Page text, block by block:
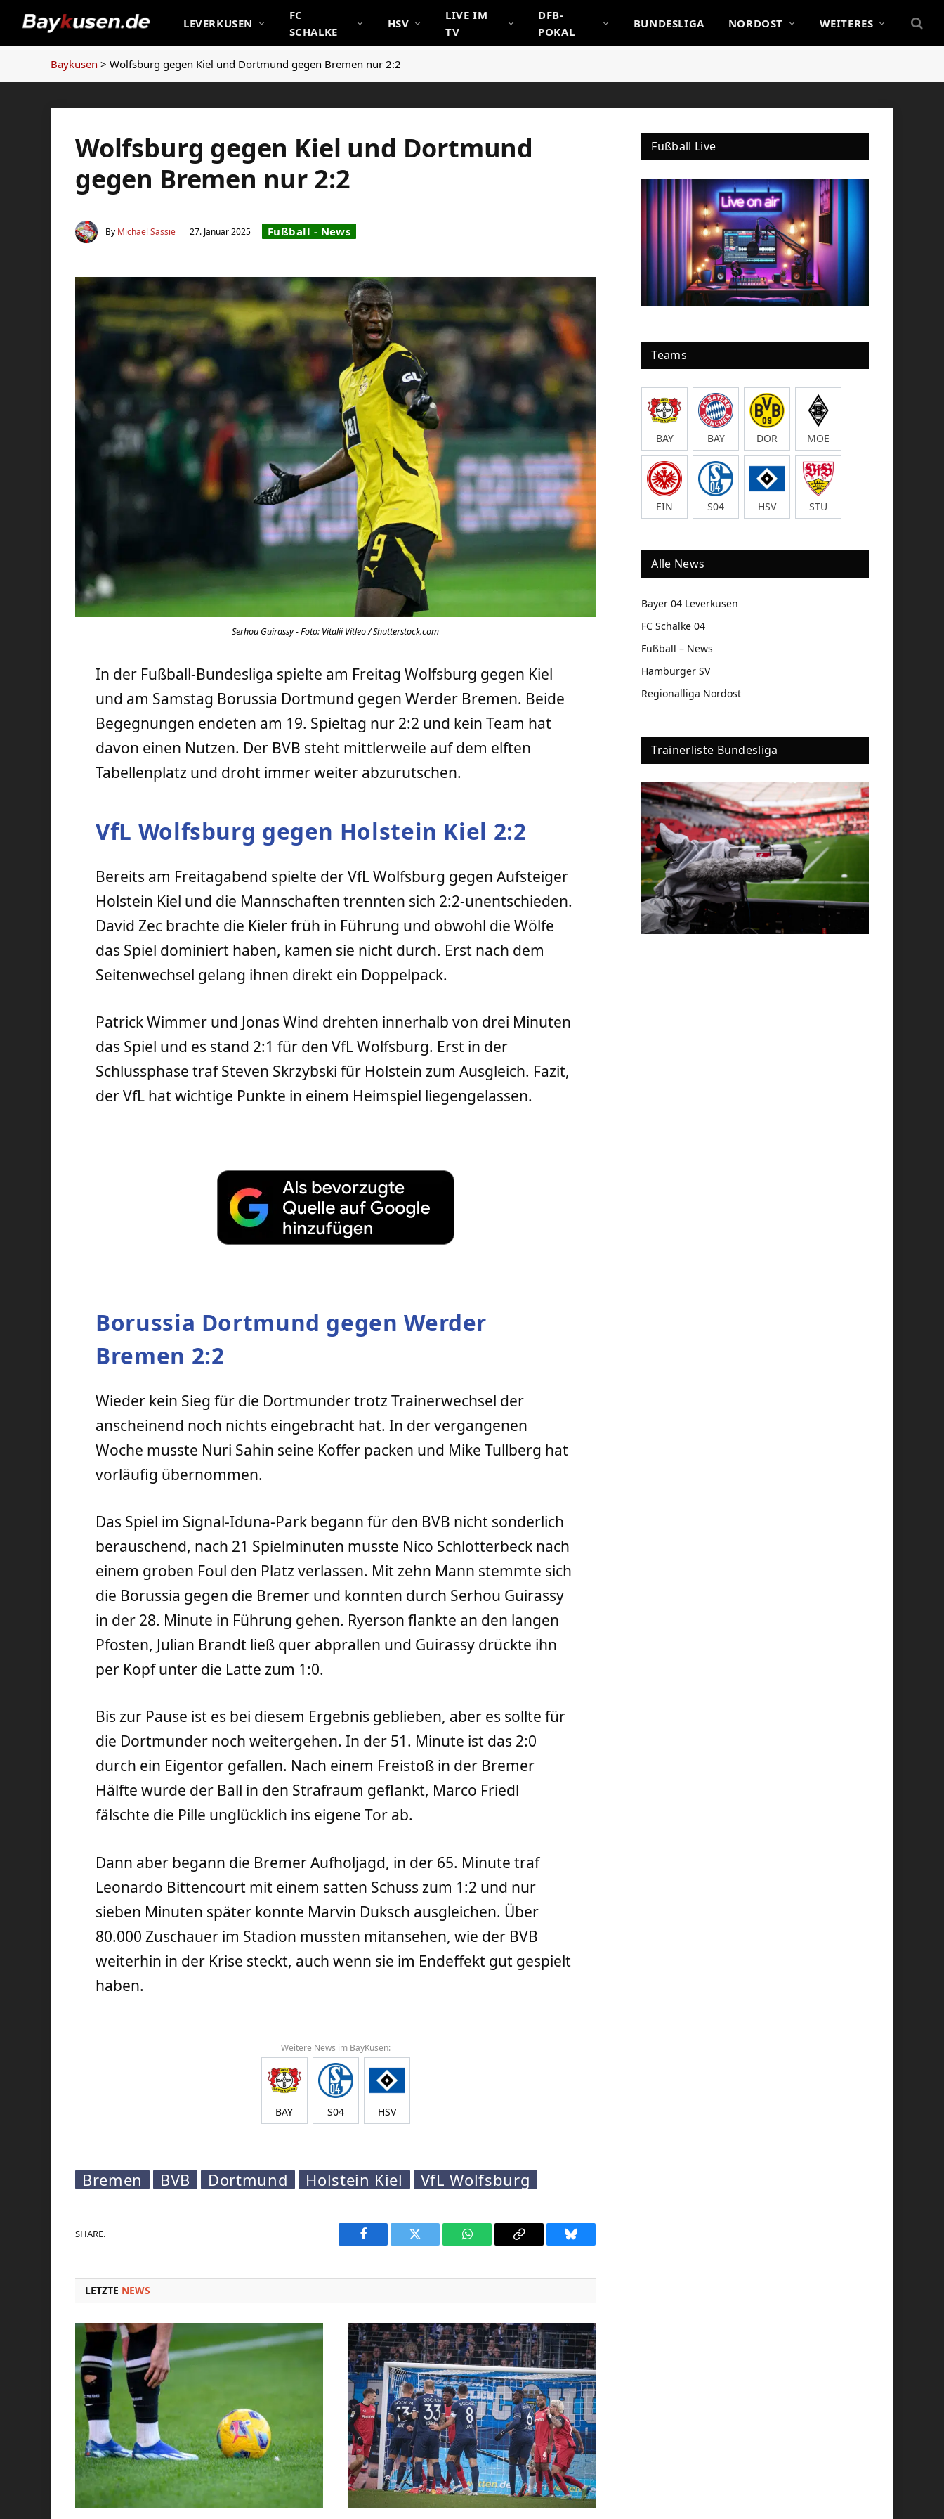
LEVERKUSEN
FC
SCHALKE
HSV
LIVE IM
TV
DFB-
POKAL
BUNDESLIGA NORDOST WEITERES
Baykusen > Wolfsburg gegen Kiel und Dortmund gegen Bremen nur 2:2
Wolfsburg gegen Kiel und Dortmund
gegen Bremen nur 2:2
By Michael Sassie 27. Januar 2025 Fußball - News
Serhou Guirassy - Foto: Vitalii Vitleo / Shutterstock.com
In der Fußball-Bundesliga spielte am Freitag Wolfsburg gegen Kiel
und am Samstag Borussia Dortmund gegen Werder Bremen. Beide
Begegnungen endeten am 19. Spieltag nur 2:2 und kein Team hat
davon einen Nutzen. Der BVB steht mittlerweile auf dem elften
Tabellenplatz und droht immer weiter abzurutschen.
VfL Wolfsburg gegen Holstein Kiel 2:2
Bereits am Freitagabend spielte der VfL Wolfsburg gegen Aufsteiger
Holstein Kiel und die Mannschaften trennten sich 2:2-unentschieden.
David Zec brachte die Kieler früh in Führung und obwohl die Wölfe
das Spiel dominiert haben, kamen sie nicht durch. Erst nach dem
Seitenwechsel gelang ihnen direkt ein Doppelpack.
Patrick Wimmer und Jonas Wind drehten innerhalb von drei Minuten
das Spiel und es stand 2:1 für den VfL Wolfsburg. Erst in der
Schlussphase traf Steven Skrzybski für Holstein zum Ausgleich. Fazit,
der VfL hat wichtige Punkte in einem Heimspiel liegengelassen.
Borussia Dortmund gegen Werder
Bremen 2:2
Wieder kein Sieg für die Dortmunder trotz Trainerwechsel der
anscheinend noch nichts eingebracht hat. In der vergangenen
Woche musste Nuri Sahin seine Koffer packen und Mike Tullberg hat
vorläufig übernommen.
Das Spiel im Signal-Iduna-Park begann für den BVB nicht sonderlich
berauschend, nach 21 Spielminuten musste Nico Schlotterbeck nach
einem groben Foul den Platz verlassen. Mit zehn Mann stemmte sich
die Borussia gegen die Bremer und konnten durch Serhou Guirassy
in der 28. Minute in Führung gehen. Ryerson flankte an den langen
Pfosten, Julian Brandt ließ quer abprallen und Guirassy drückte ihn
per Kopf unter die Latte zum 1:0.
Bis zur Pause ist es bei diesem Ergebnis geblieben, aber es sollte für
die Dortmunder noch weitergehen. In der 51. Minute ist das 2:0
durch ein Eigentor gefallen. Nach einem Freistoß in der Bremer
Hälfte wurde der Ball in den Strafraum geflankt, Marco Friedl
fälschte die Pille unglücklich ins eigene Tor ab.
Dann aber begann die Bremer Aufholjagd, in der 65. Minute traf
Leonardo Bittencourt mit einem satten Schuss zum 1:2 und nur
sieben Minuten später konnte Marvin Duksch ausgleichen. Über
80.000 Zuschauer im Stadion mussten mitansehen, wie der BVB
weiterhin in der Krise steckt, auch wenn sie im Endeffekt gut gespielt
haben.
Weitere News im BayKusen:
BAY S04 HSV
Bremen BVB Dortmund Holstein Kiel VfL Wolfsburg
SHARE.
Facebook Twitter WhatsAppCopy
Bluesky
LETZTE NEWS
Fußball Live
Teams
BAY BAY DOR MOE
EIN S04 HSV STU
Alle News
Bayer 04 Leverkusen
FC Schalke 04
Fußball – News
Hamburger SV
Regionalliga Nordost
Trainerliste Bundesliga